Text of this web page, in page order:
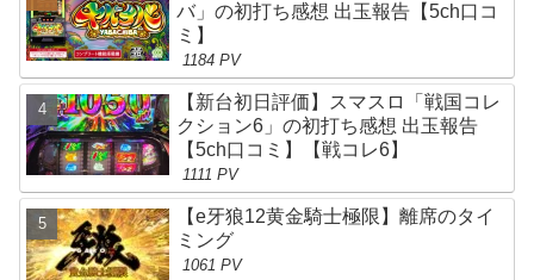
バ」の初打ち感想 出玉報告【5ch口コ
ミ】
1184 PV
【新台初日評価】スマスロ「戦国コレ
クション6」の初打ち感想 出玉報告
【5ch口コミ】【戦コレ6】
1111 PV
【e牙狼12黄金騎士極限】離席のタイ
ミング
1061 PV